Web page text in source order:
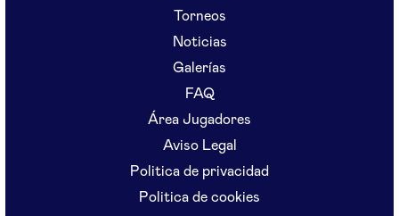
Torneos
Noticias
Galerías
FAQ
Área Jugadores
Aviso Legal
Politica de privacidad
Politica de cookies